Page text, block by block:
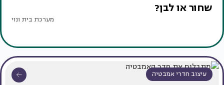
שחור או לבן?
מערכת בית ונוי
עיצוב חדרי אמבטיה